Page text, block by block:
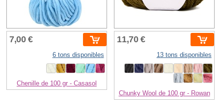
7,00 €
6 tons disponibles
Chenille de 100 gr - Casasol
11,70 €
13 tons disponibles
Chunky Wool de 100 gr - Rowan